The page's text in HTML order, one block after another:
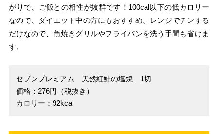
がりで、ご飯との相性が抜群です！100cal以下の低カロリー
なので、ダイエット中の方にもおすすめ。レンジでチンする
だけなので、魚焼きグリルやフライパンを洗う手間も省けま
す。
セブンプレミアム 天然紅鮭の塩焼 1切
価格：276円（税抜き）
カロリー：92kcal